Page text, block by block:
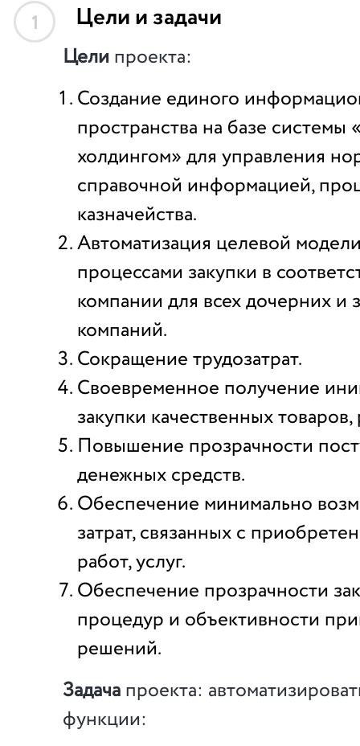
1 Цели и задачи
Цели проекта:
Создание единого
пространства на базе системы
холдингом» для управления
справочной информацией,
казначейства.
Автоматизация целевой
процессами закупки в
компании для всех дочерних и
компаний.
Сокращение трудозатрат.
Своевременное получение
закупки качественных товаров,
Повышение прозрачности
денежных средств.
Обеспечение минимально
затрат, связанных с
работ, услуг.
Обеспечение прозрачности
процедур и объективности
решений.
Задачапроекта:
функции: